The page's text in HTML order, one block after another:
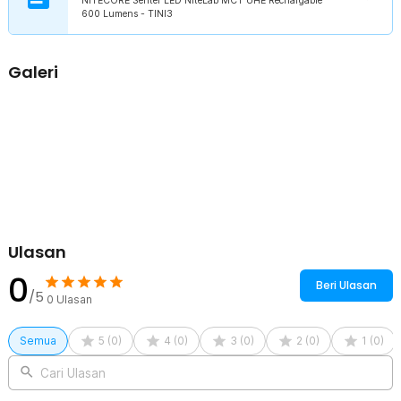
Senter LED telah dibekali baterai berkapasitas 330 mAh. Saat daya
status ultra low standby.
600 Lumens - TINI3
Galeri
Ulasan
0/5 0 Ulasan
Beri Ulasan
Semua 5 (0) 4 (0) 3 (0) 2 (0) 1 (0)
Cari Ulasan